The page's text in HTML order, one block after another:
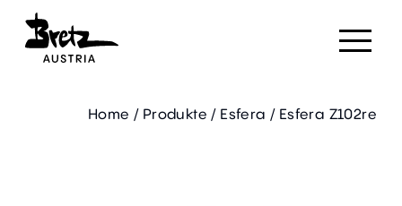
Home / Produkte / Esfera / Esfera Z102re